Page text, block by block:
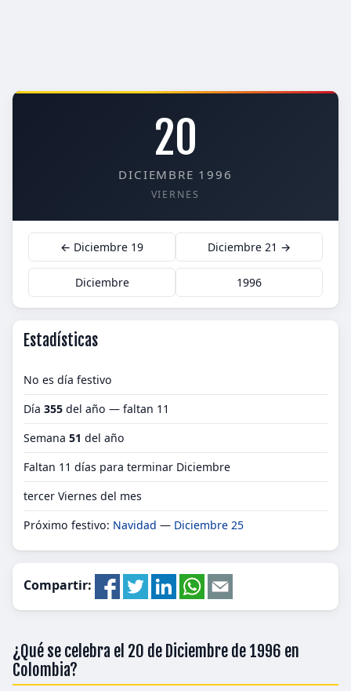
20
DICIEMBRE 1996
VIERNES
← Diciembre 19 Diciembre 21 →
Diciembre 1996
Estadísticas
No es día festivo
Día 355 del año — faltan 11
Semana 51 del año
Faltan 11 días para terminar Diciembre
tercer Viernes del mes
Próximo festivo: Navidad — Diciembre 25
Compartir:
¿Qué se celebra el 20 de Diciembre de 1996 en
Colombia?